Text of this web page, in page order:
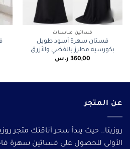
فساتين مناسبات
فستان سهرة أسود طويل
بكورسيه مطرز بالفضي والأزرق
360,00 ر.س
عن المتجر
روزيتا.. حيث يبدأ سحر أناقتك متجر
الأولى للحصول على فساتين سهرة